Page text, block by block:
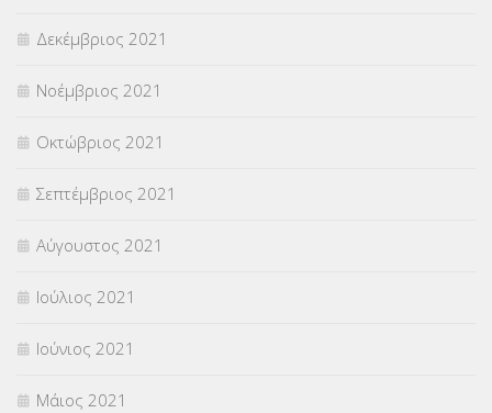
Δεκέμβριος 2021
Νοέμβριος 2021
Οκτώβριος 2021
Σεπτέμβριος 2021
Αύγουστος 2021
Ιούλιος 2021
Ιούνιος 2021
Μάιος 2021